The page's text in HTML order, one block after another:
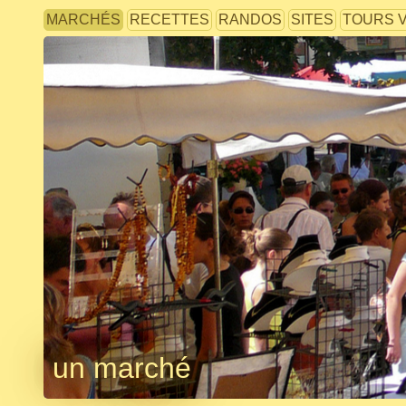
MARCHÉS RECETTES RANDOS SITES TOURS
un marché